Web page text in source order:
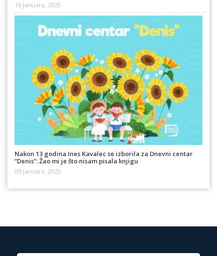
16 Januara, 2025
Nakon 13 godina Ines Kavalec se izborila za Dnevni centar
“Denis”: Žao mi je što nisam pisala knjigu
09 Januara, 2025